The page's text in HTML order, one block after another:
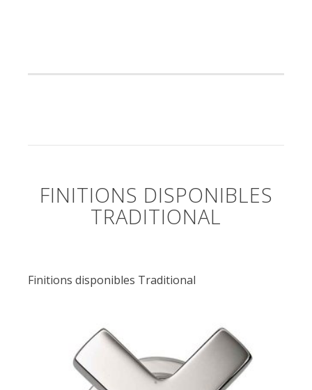
FINITIONS DISPONIBLES
TRADITIONAL
Finitions disponibles Traditional